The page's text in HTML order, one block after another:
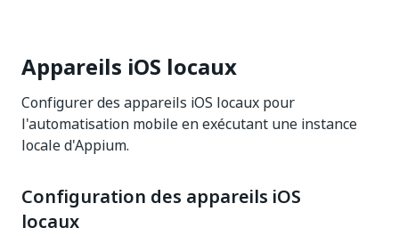
Appareils iOS locaux
Configurer des appareils iOS locaux pour
l'automatisation mobile en exécutant une instance
locale d'Appium.
Configuration des appareils iOS
locaux